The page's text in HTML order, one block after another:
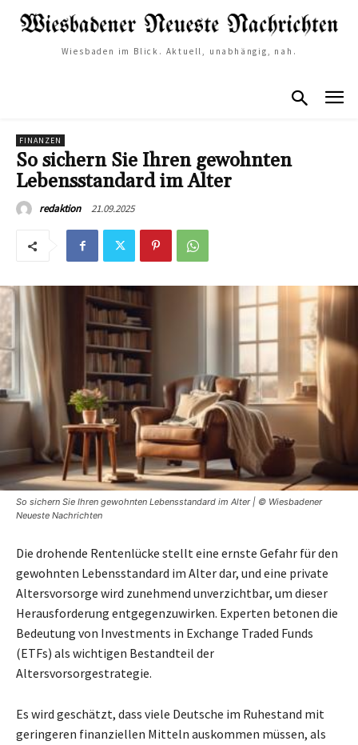
Wiesbaden im Blick. Aktuell, unabhängig, nah.
FINANZEN
So sichern Sie Ihren gewohnten
Lebensstandard im Alter
redaktion 21.09.2025
So sichern Sie Ihren gewohnten Lebensstandard im Alter | © Wiesbadener
Neueste Nachrichten
Die drohende Rentenlücke stellt eine ernste Gefahr für den
gewohnten Lebensstandard im Alter dar, und eine private
Altersvorsorge wird zunehmend unverzichtbar, um dieser
Herausforderung entgegenzuwirken. Experten betonen die
Bedeutung von Investments in Exchange Traded Funds
(ETFs) als wichtigen Bestandteil der
Altersvorsorgestrategie.
Es wird geschätzt, dass viele Deutsche im Ruhestand mit
geringeren finanziellen Mitteln auskommen müssen, als